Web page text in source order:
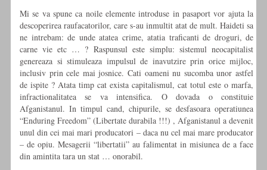
Mi se va spune ca noile elemente introduse in pasaport vor ajuta la
descoperirea raufacatorilor, care s-au inmultit atat de mult. Haideti sa
ne intrebam: de unde atatea crime, atatia traficanti de droguri, de
carne vie etc … ? Raspunsul este simplu: sistemul neocapitalist
genereaza si stimuleaza impulsul de inavutzire prin orice mijloc,
inclusiv prin cele mai josnice. Cati oameni nu sucomba unor astfel
de ispite ? Atata timp cat exista capitalismul, cat totul este o marfa,
infractionalitatea se va intensifica. O dovada o constituie
Afganistanul. In timpul cand, chipurile, se desfasoara operatiunea
“Enduring Freedom” (Libertate durabila !!!) , Afganistanul a devenit
unul din cei mai mari producatori – daca nu cel mai mare producator
– de opiu. Mesagerii “libertatii” au falimentat in misiunea de a face
din amintita tara un stat … onorabil.